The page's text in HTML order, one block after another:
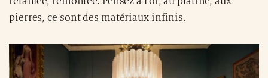
pierres, ce sont des matériaux infinis.